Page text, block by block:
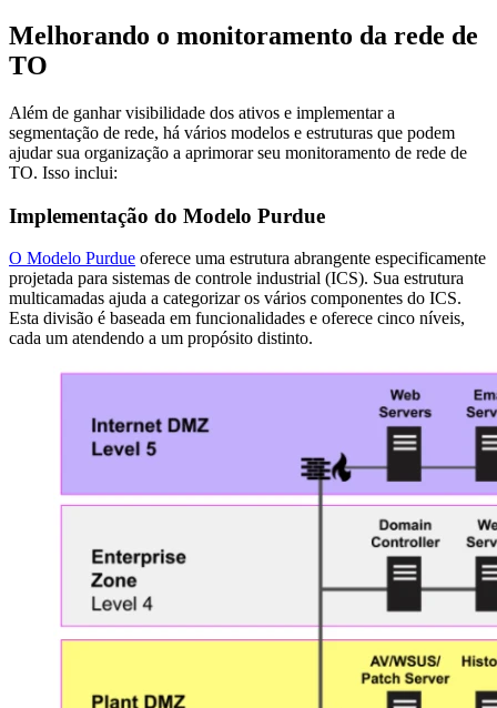
Melhorando o monitoramento da rede de
TO
Além de ganhar visibilidade dos ativos e implementar a
segmentação de rede, há vários modelos e estruturas que podem
ajudar sua organização a aprimorar seu monitoramento de rede de
TO. Isso inclui:
Implementação do Modelo Purdue
O Modelo Purdue oferece uma estrutura abrangente especificamente
projetada para sistemas de controle industrial (ICS). Sua estrutura
multicamadas ajuda a categorizar os vários componentes do ICS.
Esta divisão é baseada em funcionalidades e oferece cinco níveis,
cada um atendendo a um propósito distinto.